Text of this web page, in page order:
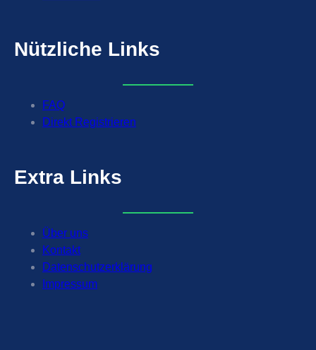
Nützliche Links
FAQ
Direkt Registrieren
Extra Links
Über uns
Kontakt
Datenschutzerklärung
Impressum